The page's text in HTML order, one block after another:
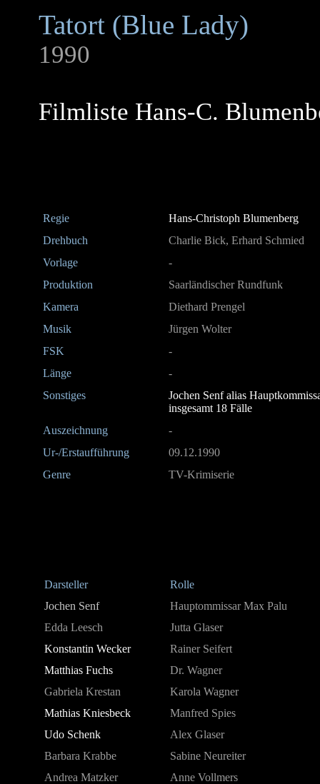
Tatort (Blue Lady)
1990
Filmliste Hans-C.
Regie
Hans-Christoph Blumenberg
Drehbuch
Charlie Bick, Erhard Schmied
Vorlage
-
Produktion
Saarländischer Rundfunk
Kamera
Diethard Prengel
Musik
Jürgen Wolter
FSK
-
Länge
-
Sonstiges
Jochen Senf alias
insgesamt 18 Fälle
Auszeichnung
-
Ur-/Erstaufführung
09.12.1990
Genre
TV-Krimiserie
Darsteller
Rolle
Jochen Senf
Hauptommissar Max Palu
Edda Leesch
Jutta Glaser
Konstantin Wecker
Rainer Seifert
Matthias Fuchs
Dr. Wagner
Gabriela Krestan
Karola Wagner
Mathias Kniesbeck
Manfred Spies
Udo Schenk
Alex Glaser
Barbara Krabbe
Sabine Neureiter
Andrea Matzker
Anne Vollmers